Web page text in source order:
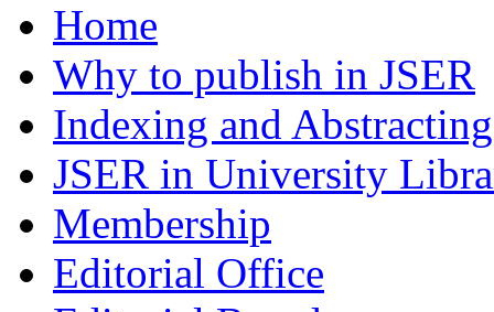
Home
Why to publish in JSER
Indexing and Abstracting
JSER in University
Membership
Editorial Office